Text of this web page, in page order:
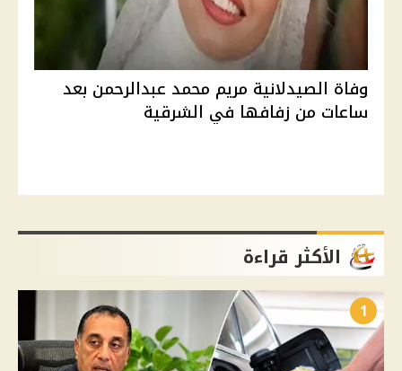
وفاة الصيدلانية مريم محمد عبدالرحمن بعد
ساعات من زفافها في الشرقية
الأكثر قراءة
1